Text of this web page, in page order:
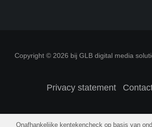
Copyright © 2026 bij GLB digital media
Privacy statement
Onafhankelijke kentekencheck op basis van